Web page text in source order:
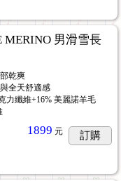
MERINO 男滑雪長
乾爽
全天舒適感
力纖維+16% 美麗諾羊毛
1899 元 訂購